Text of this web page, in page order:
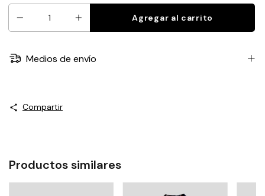
Medios de envío
Compartir
Productos similares